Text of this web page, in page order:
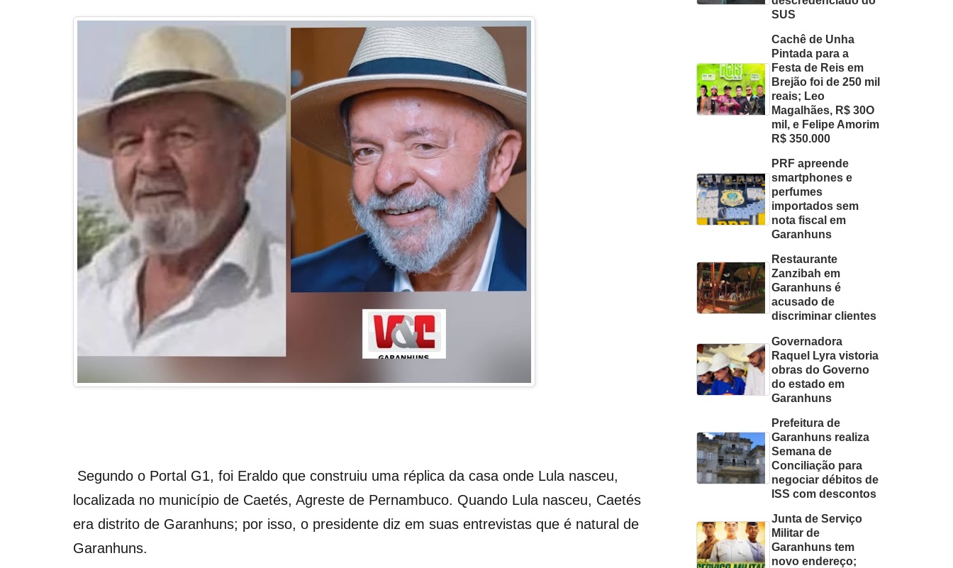
Segundo o Portal G1, foi Eraldo que construiu uma réplica da casa onde Lula nasceu,
localizada no município de Caetés, Agreste de Pernambuco. Quando Lula nasceu, Caetés
era distrito de Garanhuns; por isso, o presidente diz em suas entrevistas que é natural de
Garanhuns.
SUS
Cachê de Unha
Pintada para a
Festa de Reis em
Brejão foi de 250 mil
reais; Leo
Magalhães, R$ 30O
mil, e Felipe Amorim
R$ 350.000
PRF apreende
smartphones e
perfumes
importados sem
nota fiscal em
Garanhuns
Restaurante
Zanzibah em
Garanhuns é
acusado de
discriminar clientes
Governadora
Raquel Lyra vistoria
obras do Governo
do estado em
Garanhuns
Prefeitura de
Garanhuns realiza
Semana de
Conciliação para
negociar débitos de
ISS com descontos
Junta de Serviço
Militar de
Garanhuns tem
novo endereço;